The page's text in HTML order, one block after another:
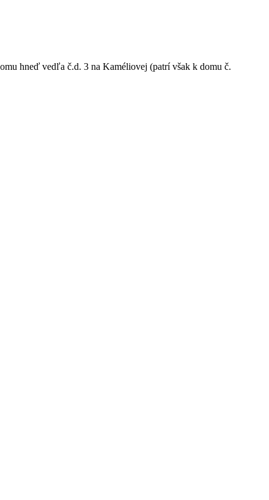
hneď vedľa č.d. 3 na Kaméliovej (patrí však k domu č.